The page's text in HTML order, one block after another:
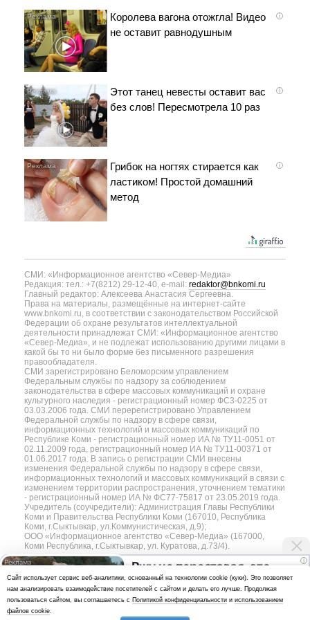
i
Королева вагона отожгла! Видео
не оставит равнодушным
i
Этот танец невесты оставит вас
без слов! Пересмотрела 10 раз
i
Грибок на ногтях стирается как
ластиком! Простой домашний
метод
СМИ: «Информационное агентство «Север-Медиа»
Редакция: тел.: +7(8212) 29-12-40, e-mail: redaktor@bnkomi.ru
Главный редактор: Алексеева Анастасия Сергеевна.
Права на материалы, размещённые на интернет-сайте
www.bnkomi.ru, в соответствии с законодательством Российской
Федерации об охране результатов интеллектуальной
деятельности принадлежат СМИ: «Информационное агентство
«Север-Медиа», и не подлежат использованию другими лицами в
какой бы то ни было форме без письменного разрешения
правообладателя.
СМИ зарегистрировано Беломорским управлением
Федеральным службы по надзору за соблюдением
законодательства в сфере массовых коммуникаций и охране
культурного наследия - регистрационный номер ФС3-0225 от
03.03.2006 года. СМИ перерегистрировано Управлением
Федеральной службы по надзору в сфере связи,
информационных технологий и массовых коммуникаций по
Республике Коми - регистрационный номер ИА № ТУ11-0051 от
02.11.2009 года, регистрационный номер ИА № ТУ11-00371 от
01.06.2017 года. В запись о регистрации СМИ внесены
изменения Федеральной службы по надзору в сфере связи,
информационных технологий и массовых коммуникаций в связи с
изменением территории распространения, уточнением тематики
- регистрационный номер ИА № ФС77-75817 от 23.05.2019 года.
Учредитель (соучредители): Администрация Главы Республики
Коми и Правительства Республики Коми (167010, Республика
Коми, г.Сыктывкар, ул.Коммунистическая, д.9);
ООО «Информационное агентство «Север-Медиа» (167000,
Коми Республика, г.Сыктывкар, ул. Куратова, д.73/4).
Разработка сайта — web-студия «Цифровой Век»
i
Ржу не переставая, это
видео пересмотришь не
раз
Политика
конфиденциальности
Cайт использует сервис веб-аналитики, основанный на технологии cookie (куки). Это позволяет
нам анализировать взаимодействие посетителей с сайтом и делать его лучше. Продолжая
пользоваться сайтом, вы соглашаетесь с Политикой конфиденциальности и использованием
файлов cookie.